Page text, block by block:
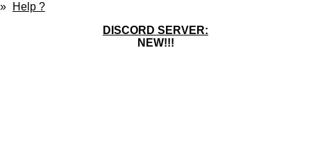
Help ?
DISCORD SERVER:
NEW!!!